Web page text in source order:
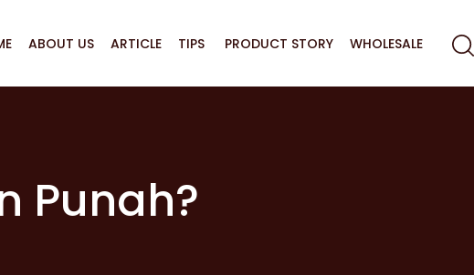
ABOUT US ARTICLE TIPS PRODUCT STORY WHOLESALE
Punah?